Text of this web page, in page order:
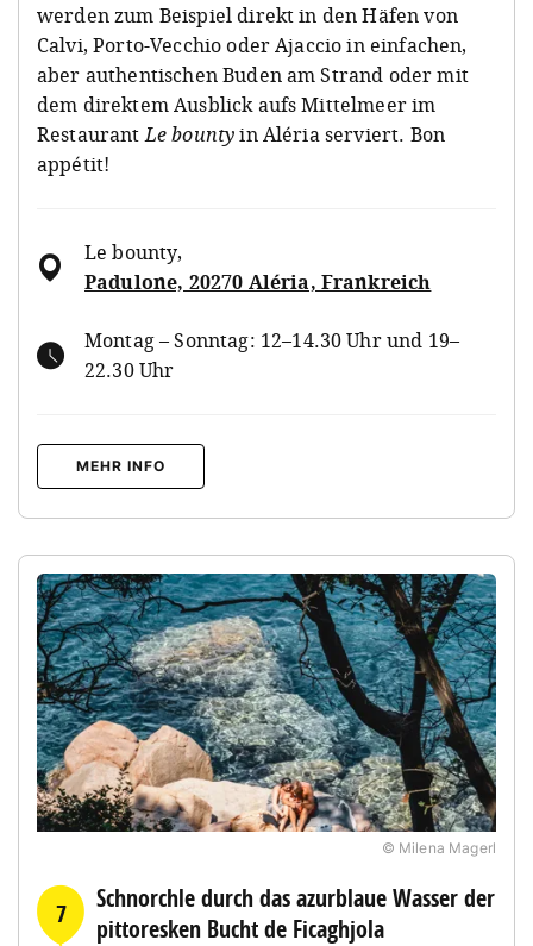
werden zum Beispiel direkt in den Häfen von
Calvi, Porto-Vecchio oder Ajaccio in einfachen,
aber authentischen Buden am Strand oder mit
dem direktem Ausblick aufs Mittelmeer im
RestaurantLe bountyin Aléria serviert. Bon
appétit!
Le bounty,
Padulone, 20270 Aléria, Frankreich
Montag – Sonntag: 12–14.30 Uhr und 19–
22.30 Uhr
MEHR INFO
© Milena Magerl
7
Schnorchle durch das azurblaue Wasser der
pittoresken Bucht de Ficaghjola